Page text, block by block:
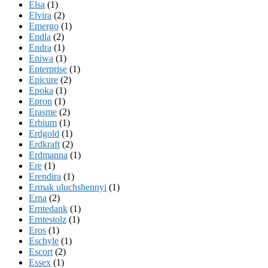
Elsa (1)
Elvira (2)
Emergo (1)
Endla (2)
Endra (1)
Eniwa (1)
Enterprise (1)
Epicure (2)
Epoka (1)
Epron (1)
Erasme (2)
Erbium (1)
Erdgold (1)
Erdkraft (2)
Erdmanna (1)
Ere (1)
Erendira (1)
Ermak uluchshennyi (1)
Erna (2)
Erntedank (1)
Erntestolz (1)
Eros (1)
Eschyle (1)
Escort (2)
Essex (1)